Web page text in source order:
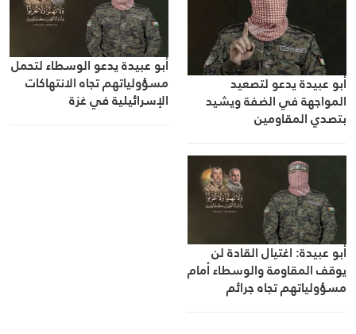
أبو عبيدة يدعو لتصعيد
المواجهة في الضفة ويشيد
بتصدي المقاومين
أبو عبيدة يدعو الوسطاء لتحمل
مسؤولياتهم تجاه الانتهاكات
الإسرائيلية في غزة
أبو عبيدة: اغتيال القادة لن
يوقف المقاومة والوسطاء أمام
مسؤولياتهم تجاه جرائم